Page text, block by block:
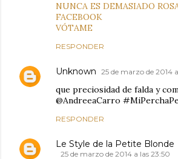
NUNCA ES DEMASIADO
FACEBOOK
VÓTAME
RESPONDER
Unknown 25 de marzo de 2014
que preciosidad de falda y
@AndreeaCarro
RESPONDER
Le Style de la Petite Blonde
25 de marzo de 2014 a las 23:50